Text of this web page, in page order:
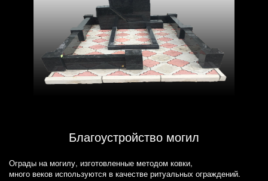
Благоустройство могил
Ограды на могилу, изготовленные методом ковки,
много веков используются в качестве ритуальных ограждений.